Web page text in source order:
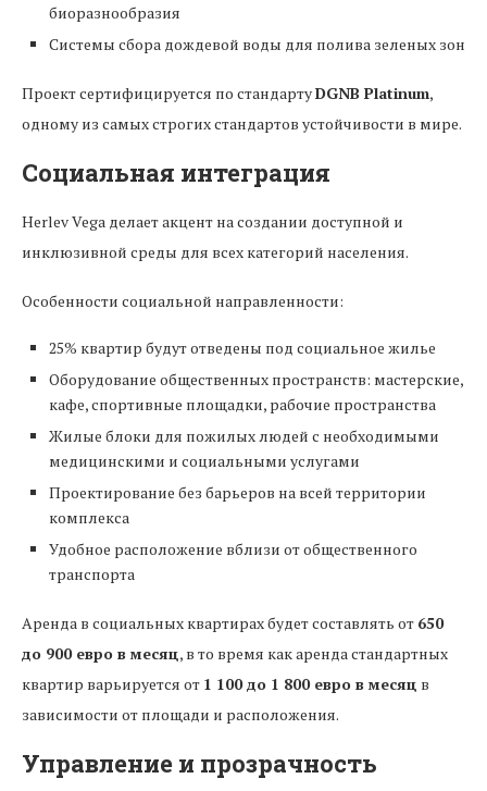
биоразнообразия
Системы сбора дождевой воды для полива зеленых зон
Проект сертифицируется по стандартуDGNB Platinum,
одному из самых строгих стандартов устойчивости в мире.
Социальная интеграция
Herlev Vega делает акцент на создании доступной и
инклюзивной среды для всех категорий населения.
Особенности социальной направленности:
25% квартир будут отведены под социальное жилье
Оборудование общественных пространств: мастерские,
кафе, спортивные площадки, рабочие пространства
Жилые блоки для пожилых людей с необходимыми
медицинскими и социальными услугами
Проектирование без барьеров на всей территории
комплекса
Удобное расположение вблизи от общественного
транспорта
Аренда в социальных квартирах будет составлять от 650
до 900 евро в месяц, в то время как аренда стандартных
квартир варьируется от 1 100 до 1 800 евро в месяц в
зависимости от площади и расположения.
Управление и прозрачность